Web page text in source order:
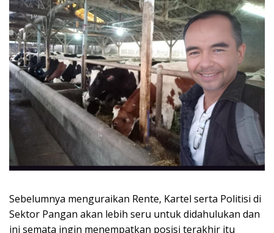
Sebelumnya menguraikan Rente, Kartel serta Politisi di
Sektor Pangan akan lebih seru untuk didahulukan dan
ini semata ingin menempatkan posisi terakhir itu